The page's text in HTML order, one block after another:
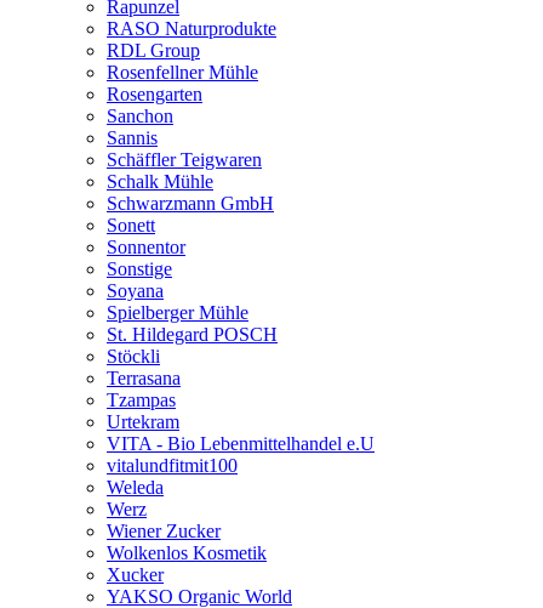
Rapunzel
RASO Naturprodukte
RDL Group
Rosenfellner Mühle
Rosengarten
Sanchon
Sannis
Schäffler Teigwaren
Schalk Mühle
Schwarzmann GmbH
Sonett
Sonnentor
Sonstige
Soyana
Spielberger Mühle
St. Hildegard POSCH
Stöckli
Terrasana
Tzampas
Urtekram
VITA - Bio Lebenmittelhandel e.U
vitalundfitmit100
Weleda
Werz
Wiener Zucker
Wolkenlos Kosmetik
Xucker
YAKSO Organic World